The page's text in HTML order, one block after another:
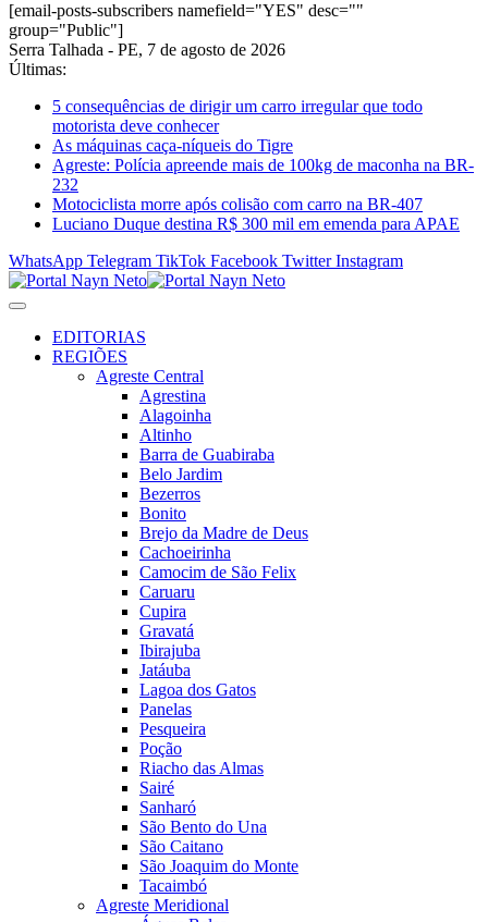
[email-posts-subscribers namefield="YES" desc=""
group="Public"]
Serra Talhada - PE, 7 de agosto de 2026
Últimas:
5 consequências de dirigir um carro irregular que todo
motorista deve conhecer
As máquinas caça-níqueis do Tigre
Agreste: Polícia apreende mais de 100kg de maconha na BR-
232
Motociclista morre após colisão com carro na BR-407
Luciano Duque destina R$ 300 mil em emenda para APAE
WhatsApp Telegram TikTok Facebook Twitter Instagram
EDITORIAS
REGIÕES
Agreste Central
Agrestina
Alagoinha
Altinho
Barra de Guabiraba
Belo Jardim
Bezerros
Bonito
Brejo da Madre de Deus
Cachoeirinha
Camocim de São Felix
Caruaru
Cupira
Gravatá
Ibirajuba
Jatáuba
Lagoa dos Gatos
Panelas
Pesqueira
Poção
Riacho das Almas
Sairé
Sanharó
São Bento do Una
São Caitano
São Joaquim do Monte
Tacaimbó
Agreste Meridional